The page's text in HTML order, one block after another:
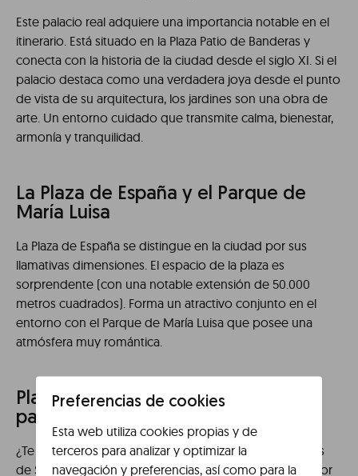
Este palacio real adquiere una importancia notable en el
itinerario. Está situado en la Plaza Patio de Banderas y
conecta con la historia de la ciudad desde el siglo XI. Si el
palacio destaca como una verdadera joya desde el punto
de vista de su arquitectura, los jardines son una obra de
arte. Un entorno cuidado que transmite calma, bienestar,
armonía y tranquilidad.
La Plaza de España y el Parque de
María Luisa
La Plaza de España se distingue en la ciudad por sus
llamativas dimensiones. El espacio de la plaza es
sorprendente (con una notable extensión de 50.000
metros cuadrados). Forma un atractivo conjunto en el
entorno con el Parque de María Luisa que posee una
atmósfera muy romántica.
Plan de tarde: azoteas y vistas
panorámicas
¿Te gustaría contemplar las mejores vistas panorámicas
de Sevilla durante un plan de tarde? La Terraza – Mirador
Preferencias de cookies
Esta web utiliza cookies propias y de
terceros para analizar y optimizar la
navegación y preferencias, así como para la